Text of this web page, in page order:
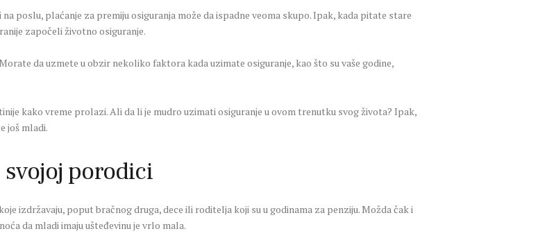
poslu, plaćanje za premiju osiguranja može da ispadne veoma skupo. Ipak, kada pitate stare
započeli životno osiguranje.
da uzmete u obzir nekoliko faktora kada uzimate osiguranje, kao što su vaše godine,
kako vreme prolazi. Ali da li je mudro uzimati osiguranje u ovom trenutku svog života? Ipak,
još mladi.
svojoj porodici
izdržavaju, poput bračnog druga, dece ili roditelja koji su u godinama za penziju. Možda čak i
da mladi imaju ušteđevinu je vrlo mala.